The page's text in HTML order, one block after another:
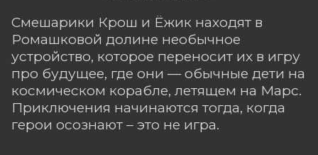
Смешарики Крош и Ёжик находят в
Ромашковой долине необычное
устройство, которое переносит их в игру
про будущее, где они — обычные дети на
космическом корабле, летящем на Марс.
Приключения начинаются тогда, когда
герои осознают – это не игра.